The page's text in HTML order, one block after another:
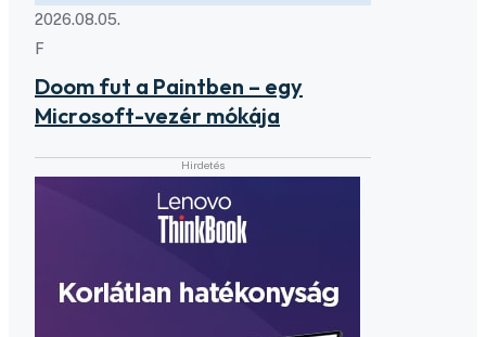
2026.08.05.
F
Doom fut a Paintben – egy
Microsoft-vezér mókája